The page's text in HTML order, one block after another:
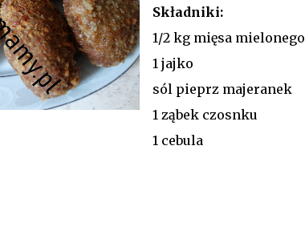
Składniki:
1/2 kg mięsa mielonego
1 jajko
sól pieprz majeranek
1 ząbek czosnku
1 cebula